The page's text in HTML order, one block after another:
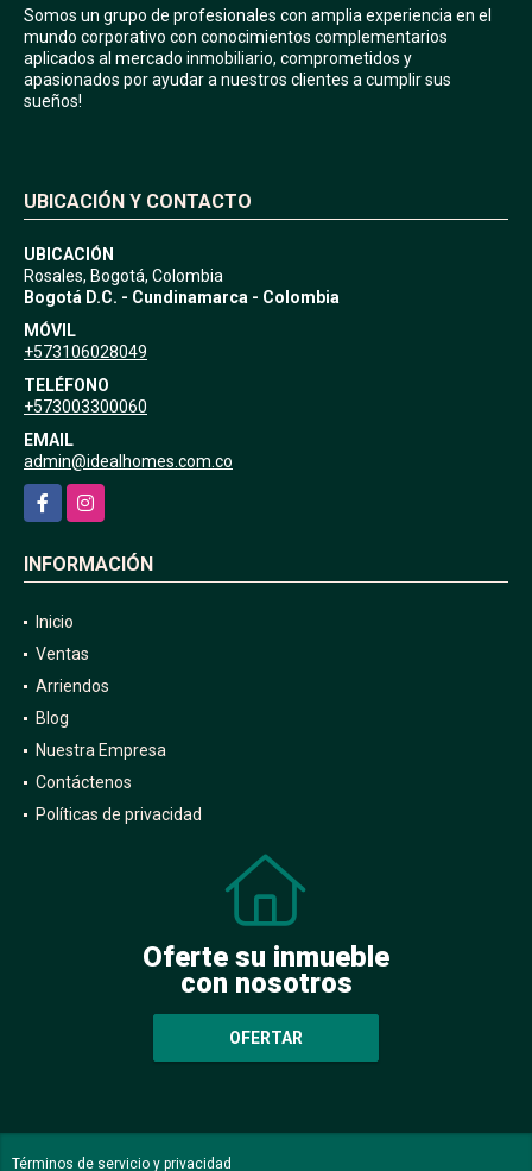
Somos un grupo de profesionales con amplia experiencia en el
mundo corporativo con conocimientos complementarios
aplicados al mercado inmobiliario, comprometidos y
apasionados por ayudar a nuestros clientes a cumplir sus
sueños!
UBICACIÓN Y CONTACTO
UBICACIÓN
Rosales, Bogotá, Colombia
Bogotá D.C. - Cundinamarca - Colombia
MÓVIL
+573106028049
TELÉFONO
+573003300060
EMAIL
admin@idealhomes.com.co
FacebookInstagram
INFORMACIÓN
Inicio
Ventas
Arriendos
Blog
Nuestra Empresa
Contáctenos
Políticas de privacidad
Oferte su inmueble
con nosotros
OFERTAR
Términos de servicio y privacidad